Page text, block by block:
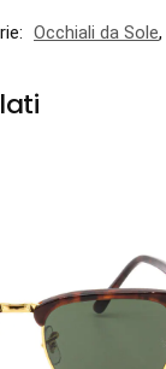
Occhiali da Sole,